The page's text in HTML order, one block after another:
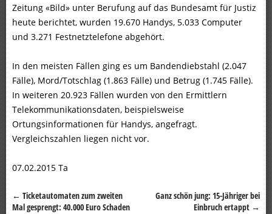
Zeitung «Bild» unter Berufung auf das Bundesamt für Justiz
heute berichtet, wurden 19.670 Handys, 5.033 Computer
und 3.271 Festnetztelefone abgehört.
In den meisten Fällen ging es um Bandendiebstahl (2.047
Fälle), Mord/Totschlag (1.863 Fälle) und Betrug (1.745 Fälle).
In weiteren 20.923 Fällen wurden von den Ermittlern
Telekommunikationsdaten, beispielsweise
Ortungsinformationen für Handys, angefragt.
Vergleichszahlen liegen nicht vor.
07.02.2015 Ta
Beitragsnavigation
← Ticketautomaten zum zweiten
Mal gesprengt: 40.000 Euro Schaden
Ganz schön jung: 15-Jähriger bei
Einbruch ertappt →